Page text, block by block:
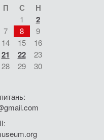
П С Н
1 2
7 8
9
14 15
16
21 22
23
28 29
30